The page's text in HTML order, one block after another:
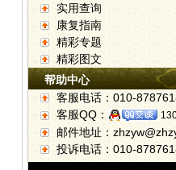
实用查询
康复指南
精彩专题
精彩图文
帮助中心
客服电话：010-
客服QQ：
邮件地址：
投诉电话：010-